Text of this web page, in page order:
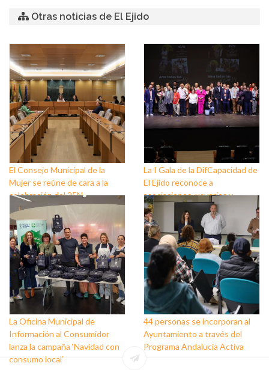
Otras noticias de El Ejido
El Consejo Municipal de la
Mujer se reúne de cara a la
celebración del 25N
La I Gala de la DifCapacidad de
El Ejido reconoce a
asociaciones, usuarios y
personas que trabajan a favor
de este colectivo
La Oficina Municipal de
Información al Consumidor
lanza la campaña ‘Navidad con
consumo local’
44 personas se incorporan al
Ayuntamiento a través del
Programa Andalucía Activa